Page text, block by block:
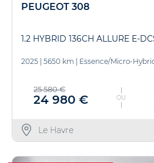
PEUGEOT 308
1.2 HYBRID 136CH ALLURE E-
2025 5650 km Essence/Micro-
25 580 €
24 980 € OU
Le Havre